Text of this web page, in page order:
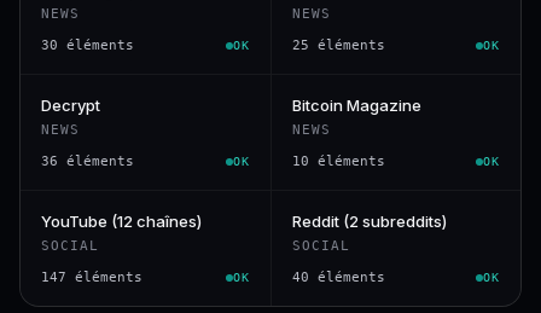
NEWS
30 éléments OK
NEWS
25 éléments OK
Decrypt
NEWS
36 éléments OK
Bitcoin Magazine
NEWS
10 éléments OK
YouTube (12 chaînes)
SOCIAL
147 éléments OK
Reddit (2 subreddits)
SOCIAL
40 éléments OK